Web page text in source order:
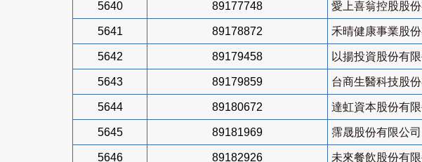
5640 89177748 愛上喜翁控股股
5641 89178872 禾晴健康事業股
5642 89179458 以揚投資股份有限
5643 89179859 台商生醫科技股
5644 89180672 達虹資本股份有限
5645 89181969 霈晟股份有限公司
5646 89182926 未來餐飲股份有限